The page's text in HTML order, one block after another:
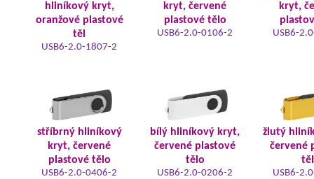
hliníkový kryt,
oranžové plastové
těl
USB6-2.0-1807-2
kryt, červené
plastové tělo
USB6-2.0-0106-2
kryt,
USB6-
stříbrný hliníkový
kryt, červené
plastové tělo
USB6-2.0-0406-2
bílý hliníkový kryt,
červené plastové
tělo
USB6-2.0-0206-2
žlutý
červené
USB6-